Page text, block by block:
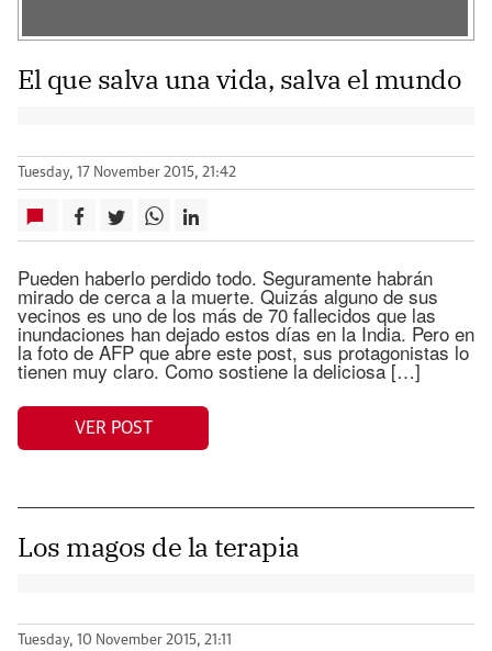
El que salva una vida, salva el mundo
Tuesday, 17 November 2015, 21:42
Pueden haberlo perdido todo. Seguramente habrán
mirado de cerca a la muerte. Quizás alguno de sus
vecinos es uno de los más de 70 fallecidos que las
inundaciones han dejado estos días en la India. Pero en
la foto de AFP que abre este post, sus protagonistas lo
tienen muy claro. Como sostiene la deliciosa […]
VER POST
Los magos de la terapia
Tuesday, 10 November 2015, 21:11